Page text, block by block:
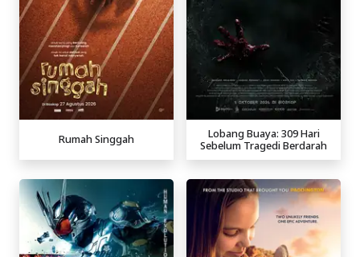
Rumah Singgah
Lobang Buaya: 309 Hari
Sebelum Tragedi Berdarah